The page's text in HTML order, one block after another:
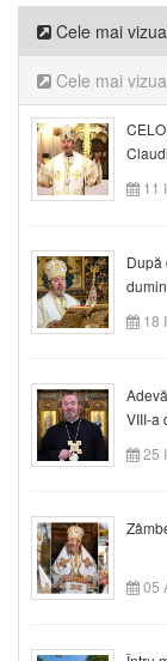
Cele mai
Cele mai
11
După
18
VIII-a
25
05